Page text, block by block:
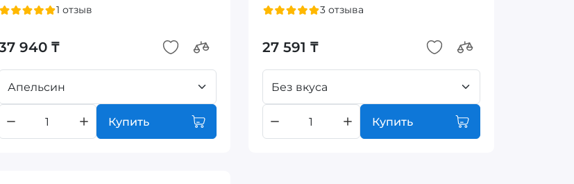
1 отзыв
940 ₸
Апельсин
Купить
3 отзыва
27 591 ₸
Без вкуса
Купить